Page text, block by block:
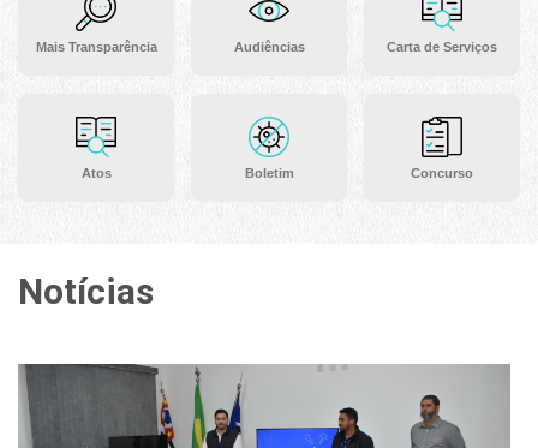
Mais Transparência
Atos
Audiências
Boletim
Carta de Serviços
Concurso
Notícias